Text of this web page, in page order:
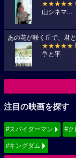
★★★★★
山シネマ...
あの花が咲く丘で、君
★★★★★
争と平...
注目の映画を探す
#スパイダーマン #ク
#キングダム